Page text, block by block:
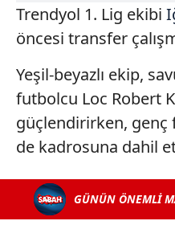
Trendyol 1. Lig ekibi
öncesi transfer
Yeşil-beyazlı ekip,
futbolcu Loc Robert
güçlendirirken, genç
de kadrosuna dahil
GÜNÜN ÖNEMLİ